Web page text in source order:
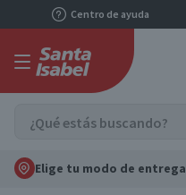
Centro de ayuda
Elige tu modo de entrega